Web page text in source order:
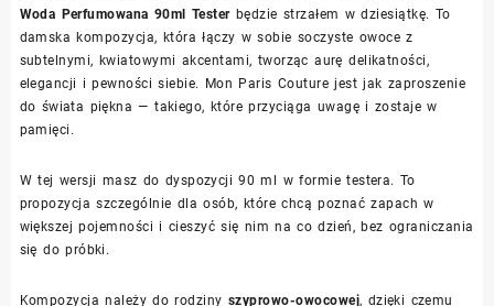
Woda Perfumowana 90ml Testerbędzie strzałem w dziesiątkę. To
damska kompozycja, która łączy w sobie soczyste owoce z
subtelnymi, kwiatowymi akcentami, tworząc aurę delikatności,
elegancji i pewności siebie. Mon Paris Couture jest jak zaproszenie
do świata piękna — takiego, które przyciąga uwagę i zostaje w
pamięci.
W tej wersji masz do dyspozycji 90 ml w formie testera. To
propozycja szczególnie dla osób, które chcą poznać zapach w
większej pojemności i cieszyć się nim na co dzień, bez ograniczania
się do próbki.
Kompozycja należy do rodziny szyprowo-owocowej, dzięki czemu